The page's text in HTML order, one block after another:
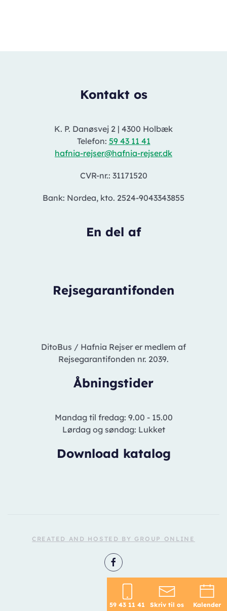
Kontakt os
K. P. Danøsvej 2 | 4300 Holbæk
Telefon: 59 43 11 41
hafnia-rejser@hafnia-rejser.dk
CVR-nr.: 31171520
Bank: Nordea, kto. 2524-9043343855
En del af
Rejsegarantifonden
DitoBus / Hafnia Rejser er medlem af
Rejsegarantifonden nr. 2039.
Åbningstider
Mandag til fredag: 9.00 - 15.00
Lørdag og søndag: Lukket
Download katalog
CREATED AND HOSTED BY GROUP ONLINE
59 43 11 41 Skriv til os Kalender